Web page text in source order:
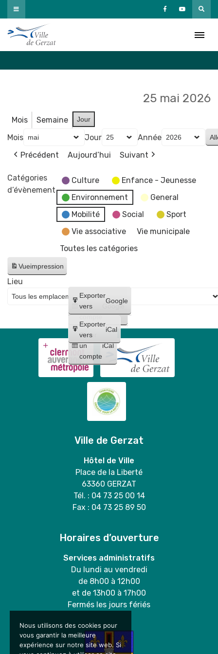
Passer
au
contenu
25 mai 2026
Mois Semaine Jour
Mois Jour
Année
Précédent
Aujourd’hui Suivant
Catégories
d’évènement
Culture
Enfance - Jeunesse
Environnement
General
Mobilité
Social
Sport
Vie associative
Vie municipale
Toutes les catégories
Vueimpression
Créer
un
compte
Google
Créer
un
compte
iCal
Exporter
vers
Google
Exporter
vers
iCal
Lieu
Ville de Gerzat
Hôtel de Ville
Place de la Liberté
63360 GERZAT
Tél. : 04 73 25 00 14
Fax : 04 73 25 89 50
Horaires d’ouverture
Services administratifs
Du lundi au vendredi
de 8h00 à 12h00
et de 13h00 à 17h00
Fermés les jours fériés
Nous utilisons des cookies pour
vous garantir la meilleure
expérience sur notre site web. Si